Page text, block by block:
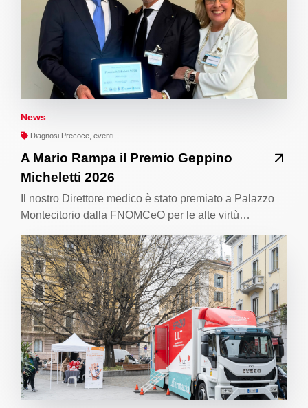
News
Diagnosi Precoce, eventi
A Mario Rampa il Premio Geppino
Micheletti 2026
Il nostro Direttore medico è stato premiato a Palazzo
Montecitorio dalla FNOMCeO per le alte virtù…